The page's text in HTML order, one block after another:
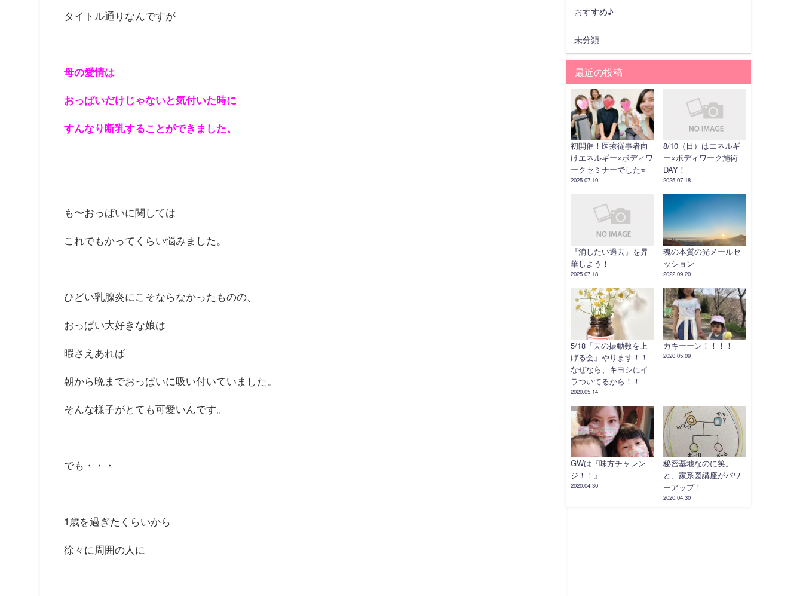
タイトル通りなんですが
母の愛情は
おっぱいだけじゃないと気付いた時に
すんなり断乳することができました。
も〜おっぱいに関しては
これでもかってくらい悩みました。
ひどい乳腺炎にこそならなかったものの、
おっぱい大好きな娘は
暇さえあれば
朝から晩までおっぱいに吸い付いていました。
そんな様子がとても可愛いんです。
でも・・・
1歳を過ぎたくらいから
徐々に周囲の人に
おすすめ♪
未分類
最近の投稿
初開催！医療従事者向
けエネルギー×ボディワ
ークセミナーでした⭐️
2025.07.19
8/10（日）はエネルギ
ー×ボディワーク施術
DAY！
2025.07.18
『消したい過去』を昇
華しよう！
2025.07.18
魂の本質の光メールセ
ッション
2022.09.20
5/18『夫の振動数を上
げる会』やります！！
なぜなら、キヨシにイ
ラついてるから！！
2020.05.14
カキーーン！！！！
2020.05.09
GWは『味方チャレン
ジ！！』
2020.04.30
秘密基地なのに笑。
と、家系図講座がパワ
ーアップ！
2020.04.30